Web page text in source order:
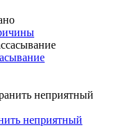
неприятный